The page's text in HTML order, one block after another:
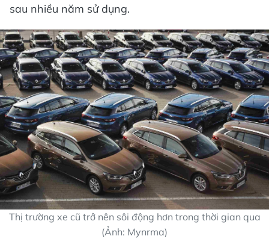
sau nhiều năm sử dụng.
Thị trường xe cũ trở nên sôi động hơn trong thời gian qua
(Ảnh: Mynrma)